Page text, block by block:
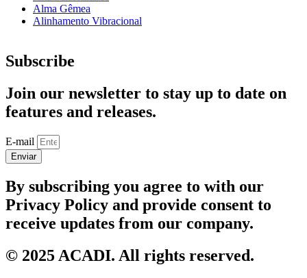
Alma Gêmea
Alinhamento Vibracional
Subscribe
Join our newsletter to stay up to date on
features and releases.
E-mail
Enviar
By subscribing you agree to with our
Privacy Policy and provide consent to
receive updates from our company.
© 2025 ACADI. All rights reserved.